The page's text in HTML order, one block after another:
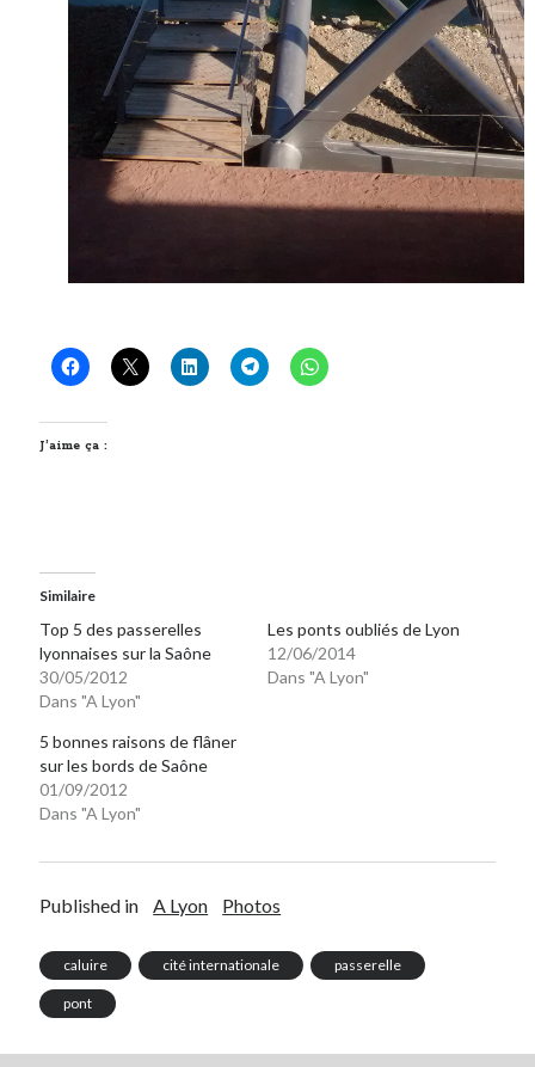
J’aime ça :
Similaire
Top 5 des passerelles
lyonnaises sur la Saône
30/05/2012
Dans "A Lyon"
Les ponts oubliés de Lyon
12/06/2014
Dans "A Lyon"
5 bonnes raisons de flâner
sur les bords de Saône
01/09/2012
Dans "A Lyon"
Published in A Lyon Photos
caluire cité internationale passerelle
pont